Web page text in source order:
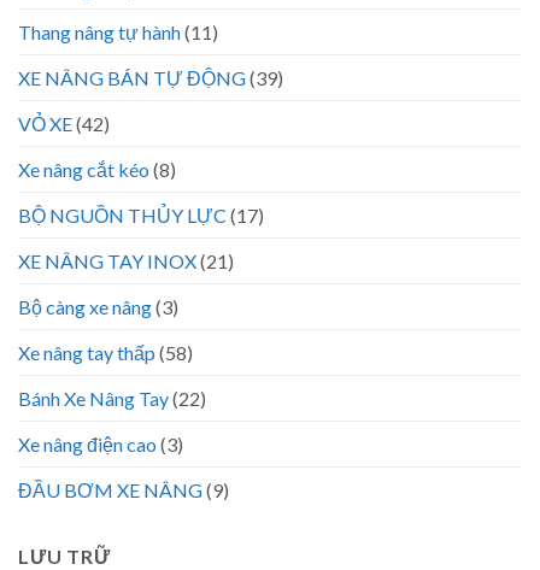
Thang nâng tự hành(11)
XE NÂNG BÁN TỰ ĐỘNG(39)
VỎ XE(42)
Xe nâng cắt kéo (8)
BỘ NGUỒN THỦY LỰC (17)
XE NÂNG TAY INOX(21)
Bộ càng xe nâng(3)
Xe nâng tay thấp (58)
Bánh Xe Nâng Tay(22)
Xe nâng điện cao (3)
ĐẦU BƠM XE NÂNG(9)
LƯU TRỮ